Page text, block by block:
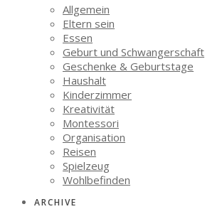
Allgemein
Eltern sein
Essen
Geburt und Schwangerschaft
Geschenke & Geburtstage
Haushalt
Kinderzimmer
Kreativität
Montessori
Organisation
Reisen
Spielzeug
Wohlbefinden
ARCHIVE